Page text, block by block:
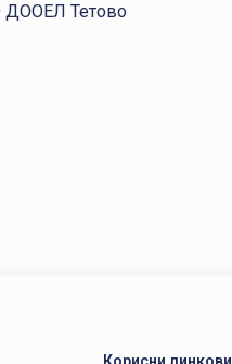
ДООЕЛ Тетово